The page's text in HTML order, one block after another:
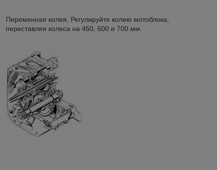
Переменная колея. Регулируйте колею мотоблока,
переставляя колеса на 450, 600 и 700 мм.